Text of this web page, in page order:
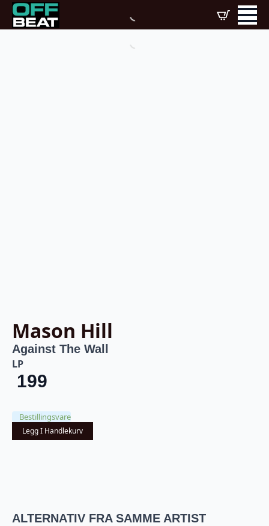
Mason Hill
Against The Wall
LP
199
Bestillingsvare
Legg I Handlekurv
ALTERNATIV FRA SAMME ARTIST